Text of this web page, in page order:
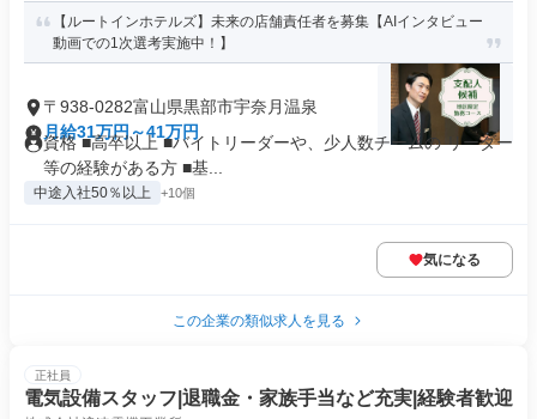
【ルートインホテルズ】未来の店舗責任者を募集【AIインタビュー
動画での1次選考実施中！】
〒938-0282富山県黒部市宇奈月温泉
月給31万円～41万円
資格 ■高卒以上 ■バイトリーダーや、少人数チームの リーダー
等の経験がある方 ■基...
中途入社50％以上 +10個
気になる
この企業の類似求人を見る
正社員
電気設備スタッフ|退職金・家族手当など充実|経験者歓迎